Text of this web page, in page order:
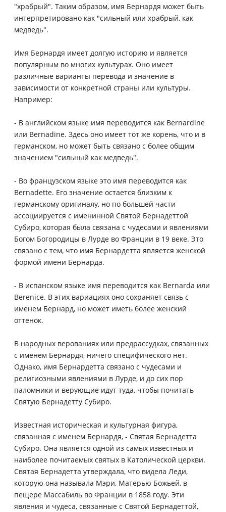
"храбрый". Таким образом, имя Бернардя может быть
интерпретировано как "сильный или храбрый, как
медведь".
Имя Бернардя имеет долгую историю и является
популярным во многих культурах. Оно имеет
различные варианты перевода и значение в
зависимости от конкретной страны или культуры.
Например:
- В английском языке имя переводится как Bernardine
или Bernadine. Здесь оно имеет тот же корень, что и в
германском, но может быть связано с более общим
значением "сильный как медведь".
- Во французском языке это имя переводится как
Bernadette. Его значение остается близким к
германскому оригиналу, но по большей части
ассоциируется с именинной Святой Бернадеттой
Субиро, которая была связана с чудесами и явлениями
Богом Богородицы в Лурде во Франции в 19 веке. Это
связано с тем, что имя Бернардетта является женской
формой имени Бернарда.
- В испанском языке имя переводится как Bernarda или
Berenice. В этих вариациях оно сохраняет связь с
именем Бернард, но может иметь более женский
оттенок.
В народных верованиях или предрассудках, связанных
с именем Бернардя, ничего специфического нет.
Однако, имя Бернардетта связано с чудесами и
религиозными явлениями в Лурде, и до сих пор
паломники и верующие идут туда, чтобы почитать
Святую Бернадетту Субиро.
Известная историческая и культурная фигура,
связанная с именем Бернардя, - Святая Бернадетта
Субиро. Она является одной из самых известных и
наиболее почитаемых святых в Католической церкви.
Святая Бернадетта утверждала, что видела Леди,
которую она называла Мэри, Матерью Божьей, в
пещере Массабиль во Франции в 1858 году. Эти
явления и чудеса, связанные с Святой Бернадеттой,